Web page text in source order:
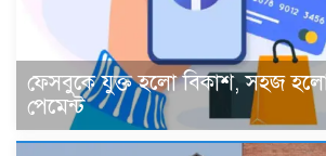
ফেসবুকে যুক্ত হলো বিকাশ, সহজ
পেমেন্ট